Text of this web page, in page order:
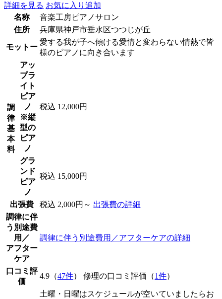
詳細を見る お気に入り追加
名称
音楽工房ピアノサロン
住所
兵庫県神戸市垂水区つつじが丘
モットー
愛する我が子へ傾ける愛情と変わらない情熱で皆
様のピアノに向き合います
調
律
基
本
料
アッ
プラ
イト
ピア
ノ
※縦
型の
ピア
ノ
税込 12,000円
グラ
ンド
ピア
ノ
税込 15,000円
出張費 税込 2,000円～ 出張費の詳細
調律に伴
う別途費
用／
アフター
ケア
調律に伴う別途費用／アフターケアの詳細
口コミ評
価
4.9（47件） 修理の口コミ評価（1件）
土曜・日曜はスケジュールが空いていましたらお